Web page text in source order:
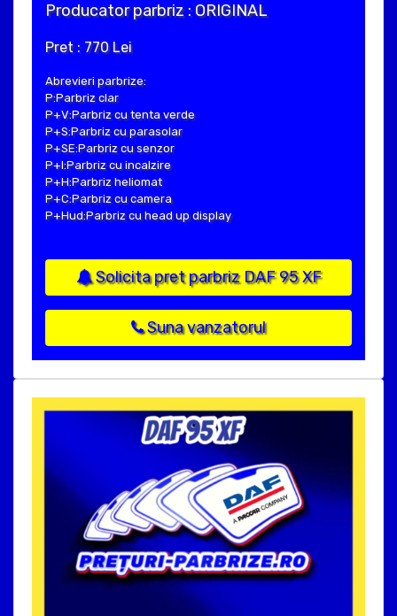
Producator parbriz : ORIGINAL
Pret : 770 Lei
Abrevieri parbrize:
P:Parbriz clar
P+V:Parbriz cu tenta verde
P+S:Parbriz cu parasolar
P+SE:Parbriz cu senzor
P+I:Parbriz cu incalzire
P+H:Parbriz heliomat
P+C:Parbriz cu camera
P+Hud:Parbriz cu head up display
Solicita pret parbriz DAF 95 XF
Suna vanzatorul